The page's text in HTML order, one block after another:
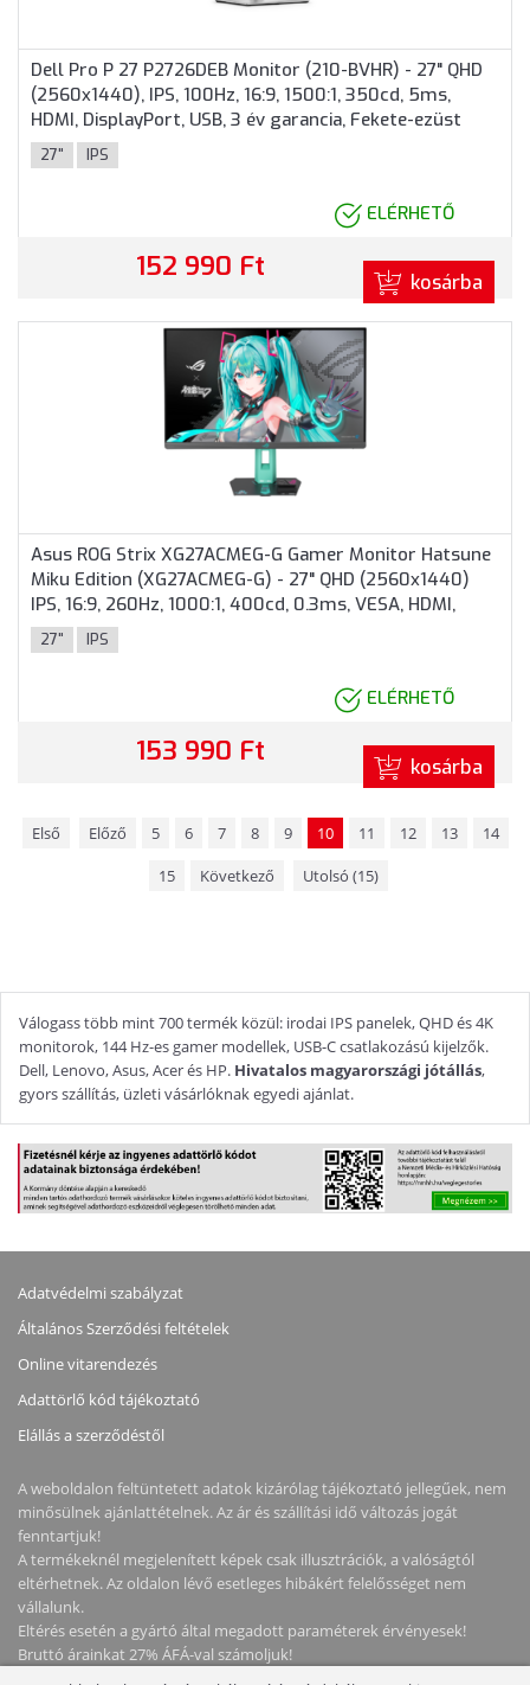
Dell Pro P 27 P2726DEB Monitor (210-BVHR) - 27" QHD
(2560x1440), IPS, 100Hz, 16:9, 1500:1, 350cd, 5ms,
HDMI, DisplayPort, USB, 3 év garancia, Fekete-ezüst
színben
27" IPS
ELÉRHETŐ
152 990 Ft kosárba
Asus ROG Strix XG27ACMEG-G Gamer Monitor Hatsune
Miku Edition (XG27ACMEG-G) - 27" QHD (2560x1440)
IPS, 16:9, 260Hz, 1000:1, 400cd, 0.3ms, VESA, HDMI,
DisplayPort, USB, 3 év garancia, Fekete színben
27" IPS
ELÉRHETŐ
153 990 Ft kosárba
Első Előző 5 6 7 8 9 10 11 12 13
14
15
Következő Utolsó (15)
Válogass több mint 700 termék közül: irodai IPS panelek, QHD és 4K
monitorok, 144 Hz-es gamer modellek, USB-C csatlakozású kijelzők.
Dell, Lenovo, Asus, Acer és HP. Hivatalos magyarországi jótállás,
gyors szállítás, üzleti vásárlóknak egyedi ajánlat.
Adatvédelmi szabályzat
Általános Szerződési feltételek
Online vitarendezés
Adattörlő kód tájékoztató
Elállás a szerződéstől
A weboldalon feltüntetett adatok kizárólag tájékoztató jellegűek, nem
minősülnek ajánlattételnek. Az ár és szállítási idő változás jogát
fenntartjuk!
A termékeknél megjelenített képek csak illusztrációk, a valóságtól
eltérhetnek. Az oldalon lévő esetleges hibákért felelősséget nem
vállalunk.
Eltérés esetén a gyártó által megadott paraméterek érvényesek!
Bruttó árainkat 27% ÁFÁ-val számoljuk!